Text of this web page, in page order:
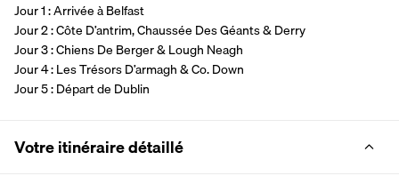
Jour 1 : Arrivée à Belfast
Jour 2 : Côte D’antrim, Chaussée Des Géants & Derry
Jour 3 : Chiens De Berger & Lough Neagh
Jour 4 : Les Trésors D’armagh & Co. Down
Jour 5 : Départ de Dublin
Votre itinéraire détaillé